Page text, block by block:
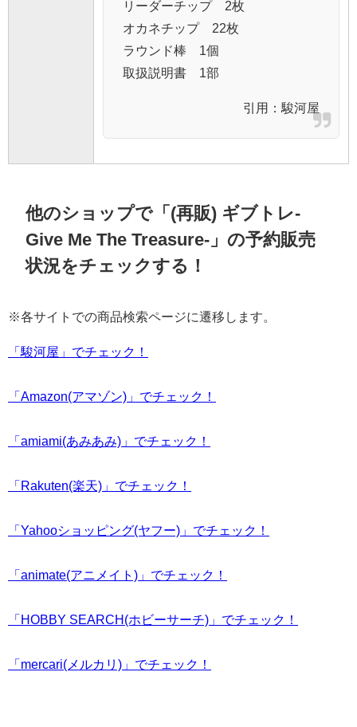
リーダーチップ 2枚
オカネチップ 22枚
ラウンド棒 1個
取扱説明書 1部
引用： 駿河屋
他のショップで「(再販) ギブトレ-
Give Me The Treasure-」の予約販売
状況をチェックする！
※各サイトでの商品検索ページに遷移します。
「駿河屋」でチェック！
「Amazon(アマゾン)」でチェック！
「amiami(あみあみ)」でチェック！
「Rakuten(楽天)」でチェック！
「Yahooショッピング(ヤフー)」でチェック！
「animate(アニメイト)」でチェック！
「HOBBY SEARCH(ホビーサーチ)」でチェック！
「mercari(メルカリ)」でチェック！